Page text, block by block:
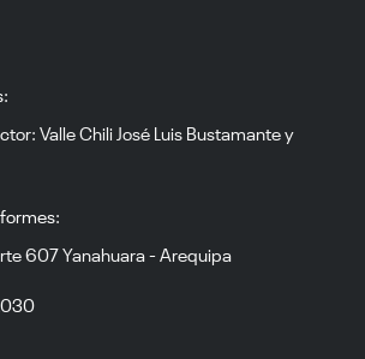
Valle Chili José Luis Bustamante y
607 Yanahuara - Arequipa